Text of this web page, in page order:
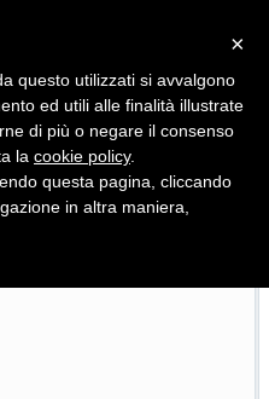
in Molise con
×
questo utilizzati si avvalgono
ed utili alle finalità illustrate
di più o negare il consenso
la cookie policy.
questa pagina, cliccando
in altra maniera,